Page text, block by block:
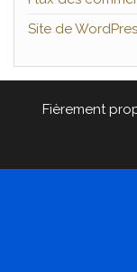
Site de
Fièrement